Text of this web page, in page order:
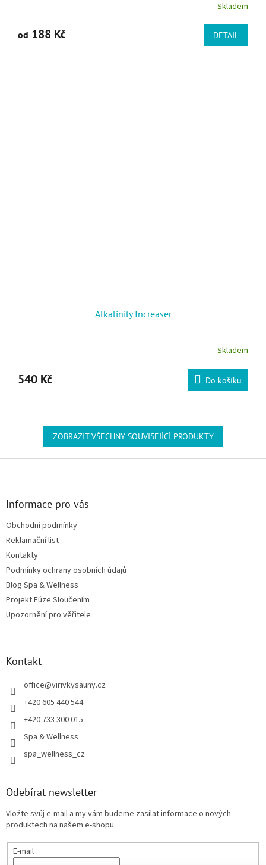
Skladem
od 188 Kč DETAIL
Alkalinity Increaser
Skladem
540 Kč Do košíku
ZOBRAZIT VŠECHNY SOUVISEJÍCÍ PRODUKTY
Zápatí
Informace pro vás
Obchodní podmínky
Reklamační list
Kontakty
Podmínky ochrany osobních údajů
Blog Spa & Wellness
Projekt Fúze Sloučením
Upozornění pro věřitele
Kontakt
office@virivkysauny.cz
+420 605 440 544
+420 733 300 015
Spa & Wellness
spa_wellness_cz
Odebírat newsletter
Vložte svůj e-mail a my vám budeme zasílat informace o nových
produktech na našem e-shopu.
E-mail